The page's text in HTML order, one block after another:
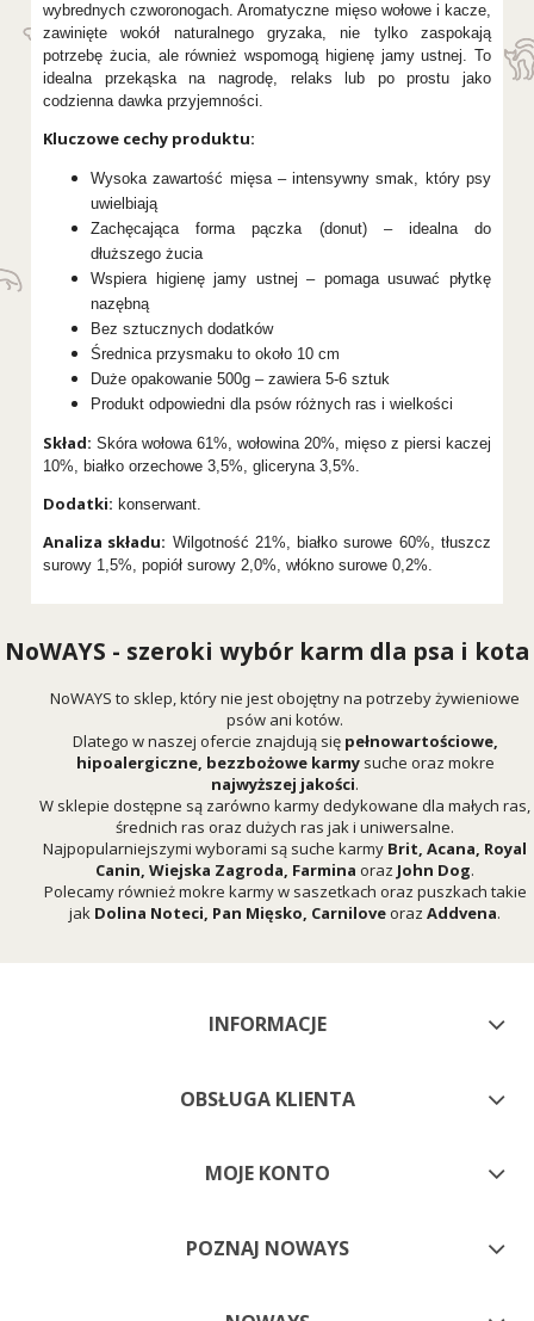
wybrednych czworonogach. Aromatyczne mięso wołowe i kacze,
zawinięte wokół naturalnego gryzaka, nie tylko zaspokają
potrzebę żucia, ale również wspomogą higienę jamy ustnej. To
idealna przekąska na nagrodę, relaks lub po prostu jako
codzienna dawka przyjemności.
Kluczowe cechy produktu:
Wysoka zawartość mięsa – intensywny smak, który psy
uwielbiają
Zachęcająca forma pączka (donut) – idealna do
dłuższego żucia
Wspiera higienę jamy ustnej – pomaga usuwać płytkę
nazębną
Bez sztucznych dodatków
Średnica przysmaku to około 10 cm
Duże opakowanie 500g – zawiera 5-6 sztuk
Produkt odpowiedni dla psów różnych ras i wielkości
Skład: Skóra wołowa 61%, wołowina 20%, mięso z piersi kaczej
10%, białko orzechowe 3,5%, gliceryna 3,5%.
Dodatki: konserwant.
Analiza składu: Wilgotność 21%, białko surowe 60%, tłuszcz
surowy 1,5%, popiół surowy 2,0%, włókno surowe 0,2%.
NoWAYS - szeroki wybór karm dla psa i kota
NoWAYS to sklep, który nie jest obojętny na potrzeby żywieniowe
psów ani kotów.
Dlatego w naszej ofercie znajdują się pełnowartościowe,
hipoalergiczne, bezzbożowe karmy suche oraz mokre
najwyższej jakości.
W sklepie dostępne są zarówno karmy dedykowane dla małych ras,
średnich ras oraz dużych ras jak i uniwersalne.
Najpopularniejszymi wyborami są suche karmy Brit Acana Royal
Canin Wiejska Zagroda Farmina oraz John Dog.
Polecamy również mokre karmy w saszetkach oraz puszkach takie
jak Dolina Noteci Pan Mięsko Carniloveoraz Addvena.
INFORMACJE
OBSŁUGA KLIENTA
MOJE KONTO
POZNAJ NOWAYS